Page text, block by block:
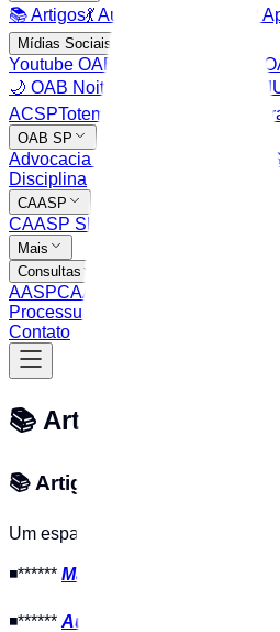
📚 Artigos💃 Aulas de Dança APP
Mídias Sociais
Youtube OAB Tatuapé Instagram
🌙 OAB Noite Tatuapé
🎙️ Podcast
ACSPTotem Editora Mizuno 📖
OAB SP
Advocacia Dativa Balcão Virtual -
Disciplina
CAASP
CAASP Shop
Mais
Consultas
AASPCAASP TJSP:
Processuais
TRT: Peticionamento
Contato
📚 Artigos
📚 Artigos OAB Tatuapé
Um espaço de destaque para a
◾****** Manual Prático para
◾****** Autismo: Convívio Social